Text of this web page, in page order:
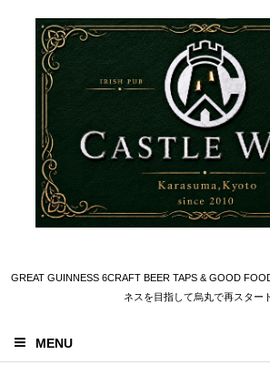
GREAT GUINNESS 6CRAFT BEER TAPS & GOOD
ネスを目指して烏丸で再スター
MENU